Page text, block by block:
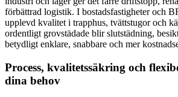
förbättrad logistik. I bostadsfastigheter och
upplevd kvalitet i trapphus, tvättstugor och
ordentligt grovstädade blir slutstädning,
betydligt enklare, snabbare och mer
Process, kvalitetssäkring och
dina behov